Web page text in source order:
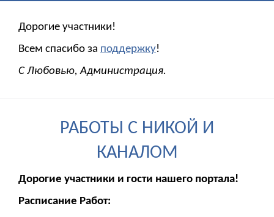
Дорогие участники!
Всем спасибо за поддержку!
С Любовью, Администрация.
РАБОТЫ С НИКОЙ И
КАНАЛОМ
Дорогие участники и гости нашего портала!
Расписание Работ: